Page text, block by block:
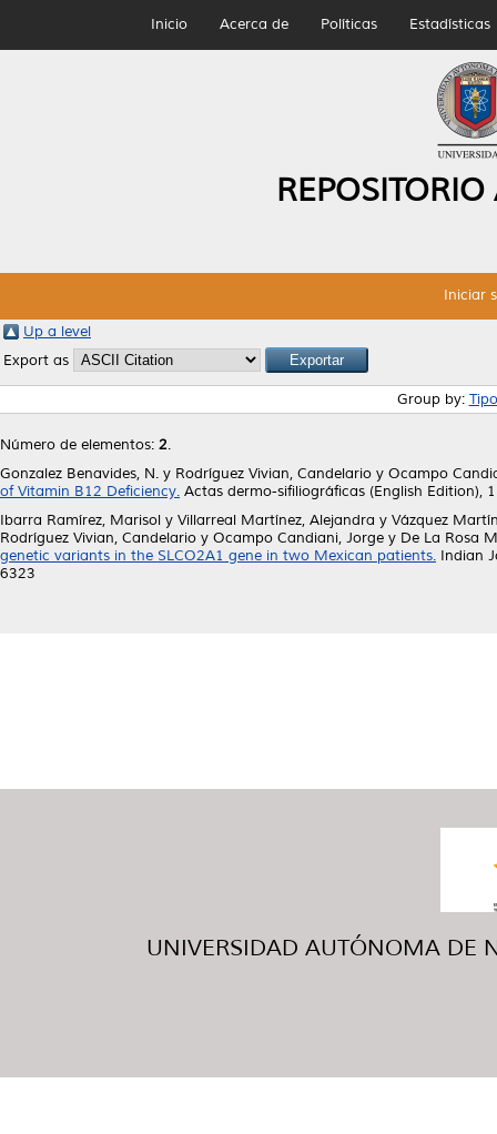
Inicio Acerca de Políticas Estadísticas
Iniciar
Up a level
Export as
Group by:
Número de elementos: 2.
Gonzalez Benavides, N. y Rodríguez Vivian, Candelario y Ocampo
of Vitamin B12 Deficiency. Actas dermo-sifiliográficas (English Edition),
Ibarra Ramírez, Marisol y Villarreal Martínez, Alejandra y Vázquez
Rodríguez Vivian, Candelario y Ocampo Candiani, Jorge y De La Rosa
genetic variants in the SLCO2A1 gene in two Mexican patients. Indian
6323
UNIVERSIDAD AUTÓNOMA DE